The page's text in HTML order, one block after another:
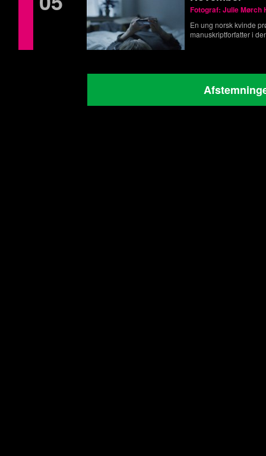
Fotograf: Julie Mørch
En ung norsk kvinde
manuskriptforfatter i